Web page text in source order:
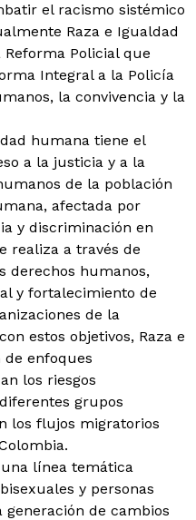
el racismo sistémico
Raza e Igualdad
Policial que
Integral a la Policía
la convivencia y la
humana tiene el
a la justicia y a la
de la población
afectada por
y discriminación en
realiza a través de
derechos humanos,
y fortalecimiento de
de la
estos objetivos, Raza e
enfoques
los riesgos
grupos
los flujos migratorios
línea temática
y personas
de cambios